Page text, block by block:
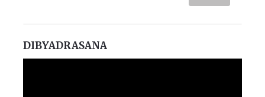
DIBYADRASANA